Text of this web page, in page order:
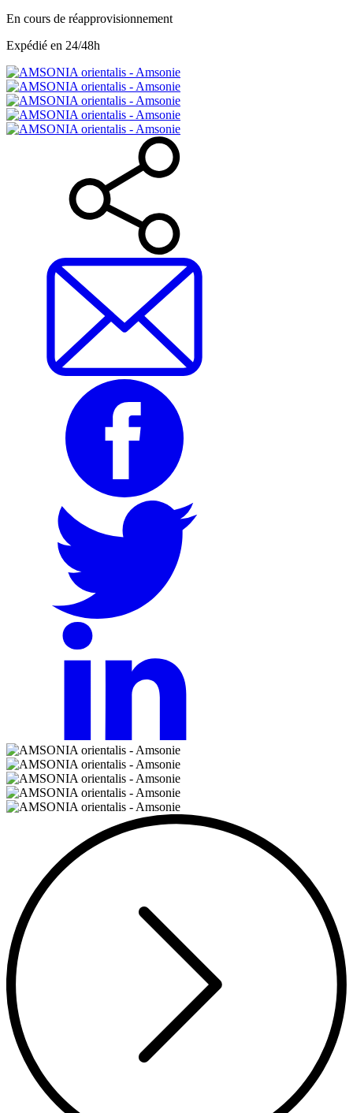
En cours de réapprovisionnement
Expédié en 24/48h